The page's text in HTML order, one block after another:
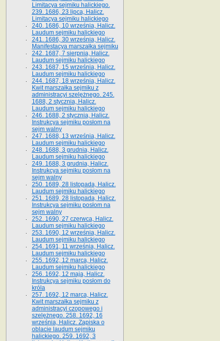
Limitacya sejmiku halickiego.
239. 1686, 23 lipca, Halicz.
Limitacya sejmiku halickiego
240. 1686, 10 września, Halicz.
Laudum sejmiku halickiego
241. 1686, 30 września, Halicz.
Manifestacya marszałka sejmiku
242. 1687, 7 sierpnia, Halicz.
Laudum sejmiku halickiego
243. 1687, 15 września, Halicz.
Laudum sejmiku halickiego
244. 1687, 18 września, Halicz.
Kwit marszałka sejmiku z
administracyi szelężnego. 245.
1688, 2 stycznia, Halicz.
Laudum sejmiku halickiego
246. 1688, 2 stycznia, Halicz.
Instrukcya sejmiku posłom na
sejm walny
247. 1688, 13 września, Halicz.
Laudum sejmiku halickiego
248. 1688, 3 grudnia, Halicz.
Laudum sejmiku halickiego
249. 1688, 3 grudnia, Halicz.
Instrukcya sejmiku posłom na
sejm walny
250. 1689, 28 listopada, Halicz.
Laudum sejmiku halickiego
251. 1689, 28 listopada, Halicz.
Instrukcya sejmiku posłom na
sejm walny
252. 1690, 27 czerwca, Halicz.
Laudum sejmiku halickiego
253. 1690, 12 września, Halicz.
Laudum sejmiku halickiego
254. 1691, 11 września, Halicz.
Laudum sejmiku halickiego
255. 1692, 12 marca, Halicz.
Laudum sejmiku halickiego
256. 1692, 12 maja, Halicz.
Instrukcya sejmiku posłom do
króla
257. 1692, 12 marca, Halicz.
Kwit marszałka sejmiku z
administracyi czopowego i
szelężnego. 258. 1692, 16
września, Halicz. Zapiska o
oblacie laudum sejmiku
halickiego. 259. 1692, 3